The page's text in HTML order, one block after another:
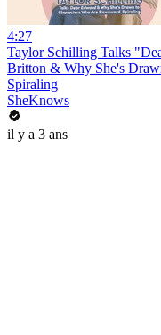
4:27
Taylor Schilling Talks
Britton & Why She's
Spiraling
SheKnows
il y a 3 ans